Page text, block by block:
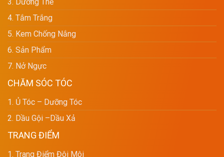
4. Tắm Trắng
5. Kem Chống Nắng
6. Sản Phẩm
7. Nở Ngực
CHĂM SÓC TÓC
1. Ủ Tóc – Dưỡng Tóc
2. Dầu Gội –dầu Xả
TRANG ĐIỂM
1. Trang Điểm Đôi Môi